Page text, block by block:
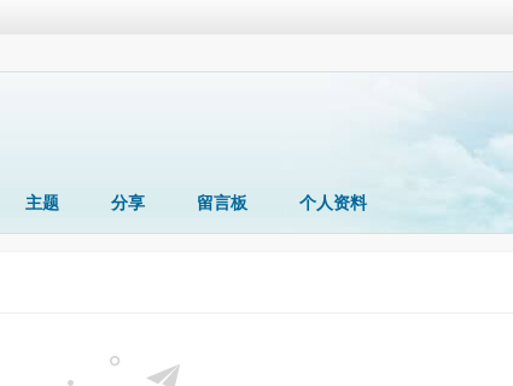
主题 分享 留言板 个人资料